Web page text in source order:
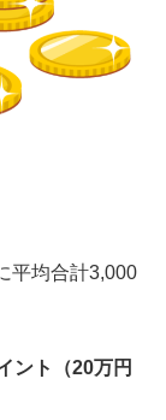
平均合計3,000
ント（20万円